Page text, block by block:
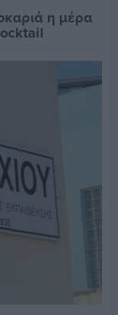
η μέρα